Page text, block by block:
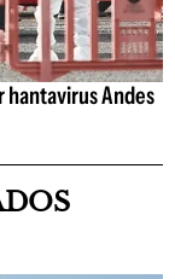
Andes